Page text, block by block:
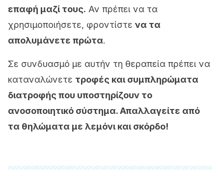
επαφή μαζί τους. Αν πρέπει να τα
χρησιμοποιήσετε, φροντίστε να τα
απολυμάνετε πρώτα.
Σε συνδυασμό με αυτήν τη θεραπεία πρέπει να
καταναλώνετε τροφές και συμπληρώματα
διατροφής που υποστηρίζουν το
ανοσοποιητικό σύστημα. Απαλλαγείτε από
τα θηλώματα με λεμόνι και σκόρδο!